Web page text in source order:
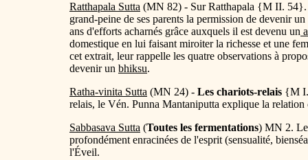
Ratthapala Sutta (MN 82) - Sur Ratthapala {M II. 54}.
grand-peine de ses parents la permission de devenir un
ans d'efforts acharnés grâce auxquels il est devenu un
domestique en lui faisant miroiter la richesse et une
cet extrait, leur rappelle les quatre observations à
devenir un bhiksu.
Ratha-vinita Sutta (MN 24) - Les chariots-relais {M I.
relais, le Vén. Punna Mantaniputta explique la
Sabbasava Sutta (Toutes les fermentations) MN 2. Le
profondément enracinées de l'esprit (sensualité,
l'Éveil.